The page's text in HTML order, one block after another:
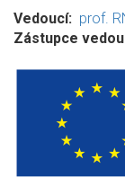
Vedoucí
prof.
Zástupce